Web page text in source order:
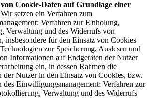
Cookie-Daten auf Grundlage einer
Wir setzen ein Verfahren zum
Verfahren zur Einholung,
Verwaltung und des Widerrufs von
insbesondere für den Einsatz von Cookies
zur Speicherung, Auslesen und
Informationen auf Endgeräten der Nutzer
ein, in dessen Rahmen die
Nutzer in den Einsatz von Cookies, bzw.
des Einwilligungsmanagement: Verfahren zur
Verwaltung und des Widerrufs